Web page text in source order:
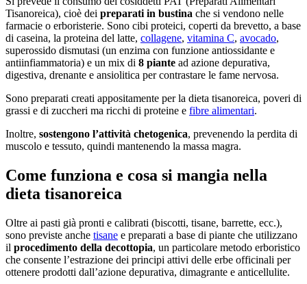
Tisanoreica), cioè dei preparati in bustina che si vendono nelle
farmacie o erboristerie. Sono cibi proteici, coperti da brevetto, a base
di caseina, la proteina del latte, collagene, vitamina C, avocado,
superossido dismutasi (un enzima con funzione antiossidante e
antiinfiammatoria) e un mix di 8 piante ad azione depurativa,
digestiva, drenante e ansiolitica per contrastare le fame nervosa.
Sono preparati creati appositamente per la dieta tisanoreica, poveri di
grassi e di zuccheri ma ricchi di proteine e fibre alimentari.
Inoltre, sostengono l’attività chetogenica, prevenendo la perdita di
muscolo e tessuto, quindi mantenendo la massa magra.
Come funziona e cosa si mangia nella
dieta tisanoreica
Oltre ai pasti già pronti e calibrati (biscotti, tisane, barrette, ecc.),
sono previste anche tisane e preparati a base di piante che utilizzano
il procedimento della decottopia, un particolare metodo erboristico
che consente l’estrazione dei principi attivi delle erbe officinali per
ottenere prodotti dall’azione depurativa, dimagrante e anticellulite.